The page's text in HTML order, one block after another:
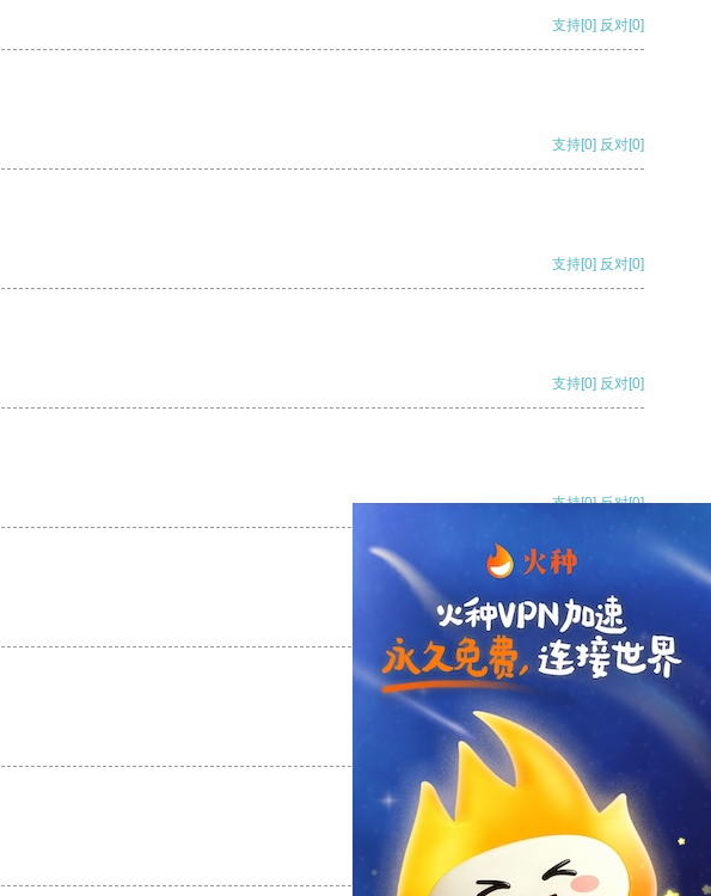
支持[0] 反对[0]
支持[0] 反对[0]
支持[0] 反对[0]
支持[0] 反对[0]
支持[0] 反对[0]
支持[0] 反对
支持
支持 反对 [0]